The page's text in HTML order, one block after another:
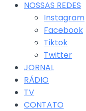
NOSSAS REDES
Instagram
Facebook
Tiktok
Twitter
JORNAL
RÁDIO
TV
CONTATO